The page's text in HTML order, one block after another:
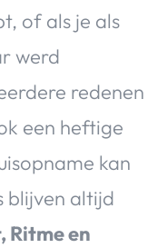
of als je als
werd
redenen
een heftige
kan
blijven altijd
Ritme en